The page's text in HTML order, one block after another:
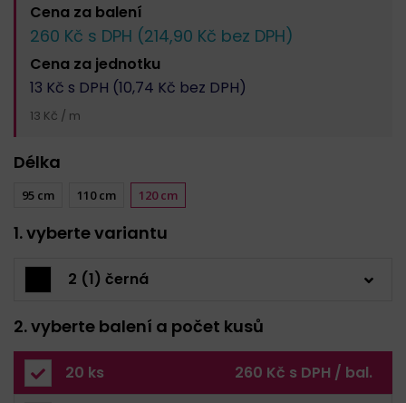
Cena za balení
260 Kč s DPH (214,90 Kč bez DPH)
Cena za jednotku
13 Kč s DPH (10,74 Kč bez DPH)
13 Kč / m
Délka
95 cm 110 cm 120 cm
1. vyberte variantu
2 (1) černá
2. vyberte balení a počet kusů
20 ks 260 Kč s DPH / bal.